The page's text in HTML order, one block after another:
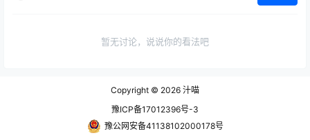
暂无讨论，说说你的看法吧
Copyright © 2026 汁喵
豫ICP备17012396号-3
豫公网安备41138102000178号